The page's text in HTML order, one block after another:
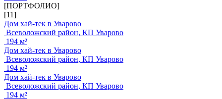
[ПОРТФОЛИО]
[11]
Дом хай-тек в Уварово
Всеволожский район, КП Уварово
194 м²
Дом хай-тек в Уварово
Всеволожский район, КП Уварово
194 м²
Дом хай-тек в Уварово
Всеволожский район, КП Уварово
194 м²